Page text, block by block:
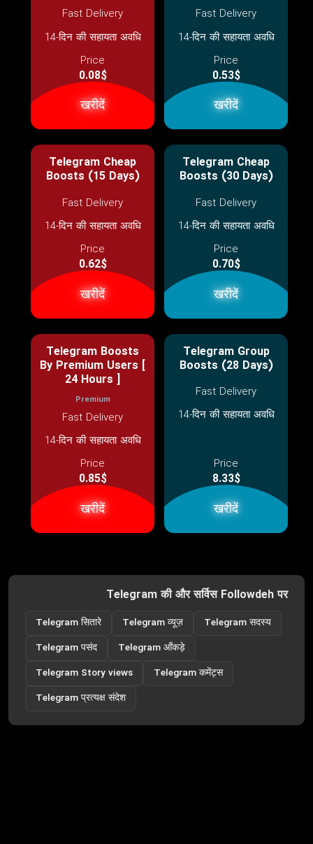
Fast Delivery
14-दिन की सहायता अवधि
Price
0.08$
खरीदें
Fast Delivery
14-दिन की सहायता अवधि
Price
0.53$
खरीदें
Telegram Cheap
Boosts (15 Days)
Fast Delivery
14-दिन की सहायता अवधि
Price
0.62$
खरीदें
Telegram Cheap
Boosts (30 Days)
Fast Delivery
14-दिन की सहायता अवधि
Price
0.70$
खरीदें
Telegram Boosts
By Premium Users [
24 Hours ]
Premium
Fast Delivery
14-दिन की सहायता अवधि
Price
0.85$
खरीदें
Telegram Group
Boosts (28 Days)
Fast Delivery
14-दिन की सहायता अवधि
Price
8.33$
खरीदें
Telegram की और सर्विस Followdeh पर
Telegram सितारे Telegram व्यूज़
Telegram सदस्य
Telegram पसंद
Telegram आँकड़े
Telegram Story views
Telegram कमेंट्स
Telegram प्रत्यक्ष संदेश